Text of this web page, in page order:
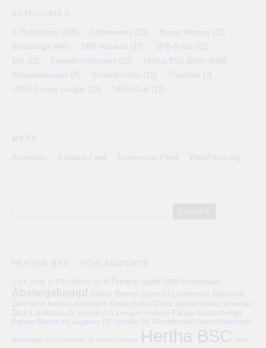
2. Bundesliga (148) Allgemeines (23) Blauer Montag (22)
Bundesliga (445) DFB-Auswahl (17) DFB-Pokal (62)
EM (21) Freundschaftsspiel (22) Hertha BSC Berlin (699)
Relegationsspiel (4) Schiedsrichter (21) Transfers (7)
UEFA Europa League (22) UEFA-Cup (12)
Anmelden Eintrags-Feed Kommentar-Feed WordPress.org
1. FC Köln 1. FSV Mainz 05 6-Punkte-Spiel 1899 Hoffenheim
Abstiegskampf Adrian Ramos Bayer 04 Leverkusen
Borussia
Dortmund
Borussia M'gladbach Davie Selke Deniz Aytekin Derry Scherhant
Dodi Lukebakio Dr. Felix Brych Eintracht Frankfurt Fabian Lustenberger
Fabian Reese FC Augsburg FC Schalke 04 Geisterspiel Guido Winkmann
Hamburger SV Hannover 96 Harm Osmers Hertha BSC
John